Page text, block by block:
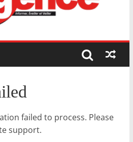
failed to process. Please
support.